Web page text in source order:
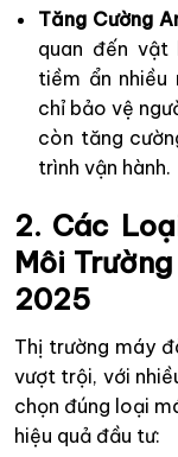
Tăng Cường
quan đến vật
tiềm ẩn nhiều
chỉ bảo vệ
còn tăng
trình vận hành.
2. Các
Môi
2025
Thị trường máy
vượt trội, với
chọn đúng loại
hiệu quả đầu tư: